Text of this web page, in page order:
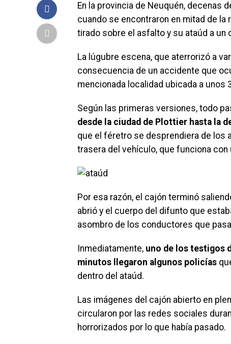
En la provincia de Neuquén,
cuando se encontraron en mitad de la
tirado sobre el asfalto y su ataúd a un
La lúgubre escena, que aterrorizó a
consecuencia de un accidente que
mencionada localidad ubicada a
Según las primeras versiones, todo
desde la ciudad de Plottier hasta la
que el féretro se desprendiera de los
trasera del vehículo, que funciona
Por esa razón, el cajón terminó
abrió y el cuerpo del difunto que
asombro de los conductores que
Inmediatamente, uno de los testigos
minutos llegaron algunos policías
dentro del ataúd.
Las imágenes del cajón abierto en
circularon por las redes sociales
horrorizados por lo que había pasado.